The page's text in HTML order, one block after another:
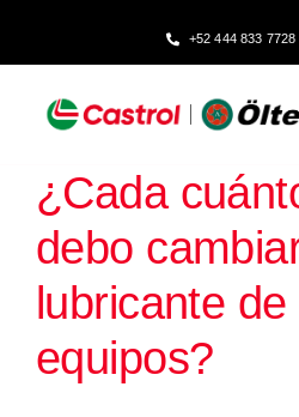
+52 444 833 7728
Inicio
Confiabilidad Operativa
Producción Eficiente
¿Cada
debo
lubricante de
equipos?